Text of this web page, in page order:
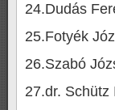
24.Dudás
25.Fotyék
26.Szabó
27.dr. Schütz